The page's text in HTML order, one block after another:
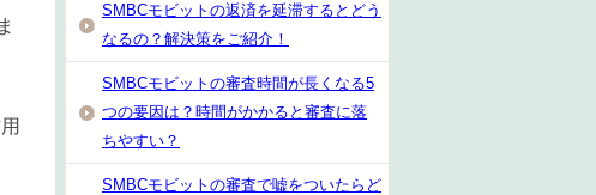
SMBCモビットの返済を延滞するとどう
なるの？解決策をご紹介！
SMBCモビットの審査時間が長くなる5
つの要因は？時間がかかると審査に落
ちやすい？
SMBCモビットの審査で嘘をついたらど